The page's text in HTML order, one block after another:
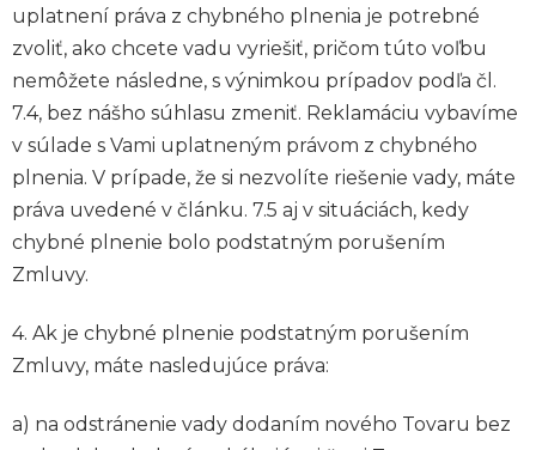
uplatnení práva z chybného plnenia je potrebné
zvoliť, ako chcete vadu vyriešiť, pričom túto voľbu
nemôžete následne, s výnimkou prípadov podľa čl.
7.4, bez nášho súhlasu zmeniť. Reklamáciu vybavíme
v súlade s Vami uplatneným právom z chybného
plnenia. V prípade, že si nezvolíte riešenie vady, máte
práva uvedené v článku. 7.5 aj v situáciách, kedy
chybné plnenie bolo podstatným porušením
Zmluvy.
4. Ak je chybné plnenie podstatným porušením
Zmluvy, máte nasledujúce práva:
a) na odstránenie vady dodaním nového Tovaru bez